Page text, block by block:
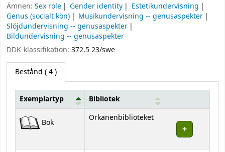
Ämnen: Sex role Gender identity
Estetikundervisning
Genus (socialt kön)
Musikundervisning -- genusaspekter
Slöjdundervisning -- genusaspekter
Bildundervisning -- genusaspekter
DDK-klassifikation: 372.5 23/swe
Bestånd ( 4 )
Bestånd
Exemplartyp Bibliotek
Bok Orkanenbiblioteket